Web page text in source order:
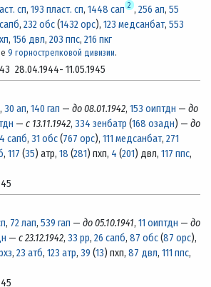
сп, 193 пласт. сп, 1448 сап 2 , 256 ап, 55
, 232 обс(1432 орс), 123 медсанбат, 553
, 156 двл, 203 ппс, 216 пкг
9 горнострелковой дивизии.
28.04.1944- 11.05.1945
, 30 ап, 140 гап — до 08.01.1942, 153 оиптдн — до
— с 13.11.1942, 334 зенбатр (168 озадн) — до
сапб, 31 обс(767 орс), 111 медсанбат, 271
, 117 (35) атр, 18 (281) пхп, 4 (201) двл, 117 ппс,
, 72 лап, 539 гап — до 05.10.1941, 11 оиптдн — до
— с 23.12.1942, 33 рр, 26 сапб, 87 обс(87 орс),
, 23 атб, 123 атр, 39 (13) пхп, 87 двл, 111 ппс,